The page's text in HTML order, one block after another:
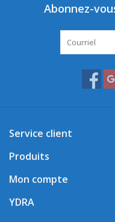
Abonnez-
Service client
Produits
Mon compte
YDRA